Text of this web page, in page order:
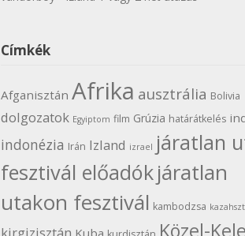
Címkék
Afganisztán Afrika ausztrália Bolivia
dolgozatok Egyiptom film Grúzia határátkelés
indonézia Irán Izland izrael járatlan
fesztivál előadókjáratlan
utakon fesztivál kambodzsa
kirgizisztán Kuba Közel-